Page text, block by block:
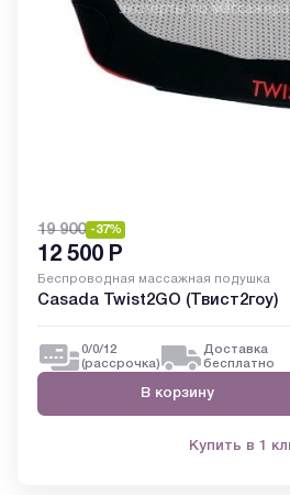
19 900 -37%
12 500 Р
Беспроводная массажная подушка
Casada Twist2GO (Твист2гоу)
0/0/12
(рассрочка)
Доставка
бесплатно
В корзину
Купить в 1